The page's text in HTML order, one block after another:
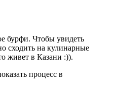
бурфи. Чтобы увидеть
сходить на кулинарные
живет в Казани :)).
процесс в